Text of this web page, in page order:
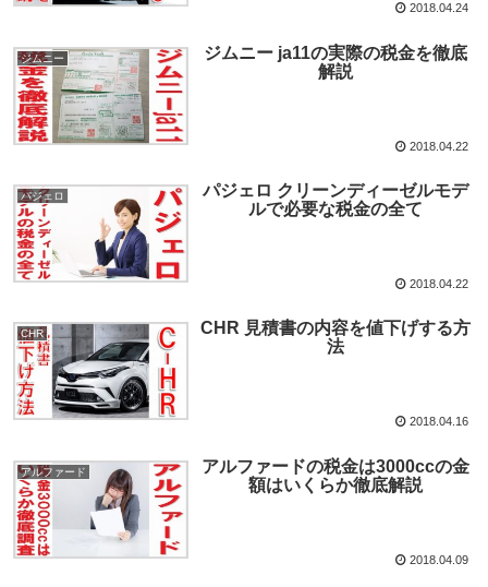
2018.04.24
ジムニー
ジムニー ja11の実際の税金を徹底
解説
2018.04.22
パジェロ
パジェロ クリーンディーゼルモデ
ルで必要な税金の全て
2018.04.22
CHR
CHR 見積書の内容を値下げする方
法
2018.04.16
アルファード
アルファードの税金は3000ccの金
額はいくらか徹底解説
2018.04.09